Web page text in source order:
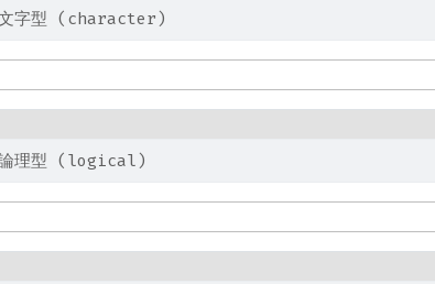
字型 (character)
理型 (logical)